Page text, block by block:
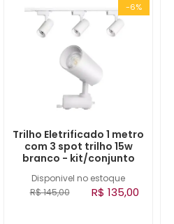
-6%
Disponivel no estoque
Trilho Eletrificado 1 metro
com 3 spot trilho 15w
branco - kit/conjunto
R$ 145,00 R$ 135,00